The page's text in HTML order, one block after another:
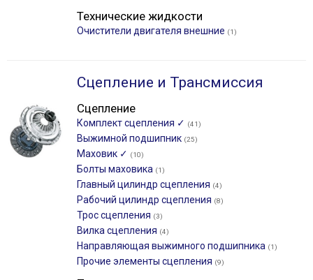
Технические жидкости
Очистители двигателя внешние (1)
Сцепление и Трансмиссия
Сцепление
Комплект сцепления ✓ (41)
Выжимной подшипник (25)
Маховик ✓ (10)
Болты маховика (1)
Главный цилиндр сцепления (4)
Рабочий цилиндр сцепления (8)
Трос сцепления (3)
Вилка сцепления (4)
Направляющая выжимного подшипника (1)
Прочие элементы сцепления (9)